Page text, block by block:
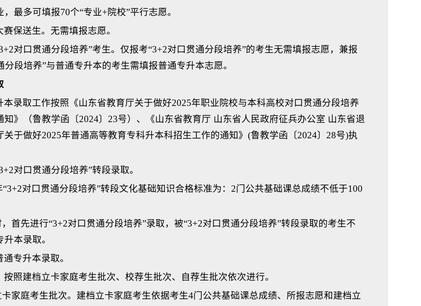
最多可填报70个“专业+院校”平行志愿。
赛保送生。无需填报志愿。
对口贯通分段培养”考生。仅报考“3+2对口贯通分段培养”的考生无需填报志愿，兼报
分段培养”与普通专升本的考生需填报普通专升本志愿。
本录取工作按照《山东省教育厅关于做好2025年职业院校与本科高校对口贯通分段培养
知》（鲁教学函〔2024〕23号）、《山东省教育厅 山东省人民政府征兵办公室 山东省退
关于做好2025年普通高等教育专科升本科招生工作的通知》(鲁教学函〔2024〕28号)执
对口贯通分段培养”转段录取。
“3+2对口贯通分段培养”转段文化基础知识合格标准为：2门公共基础课总成绩不低于100
首先进行“3+2对口贯通分段培养”录取，被“3+2对口贯通分段培养”转段录取的考生不
本录取。
通专升本录取。
按照建档立卡家庭考生批次、校荐生批次、自荐生批次依次进行。
卡家庭考生批次。建档立卡家庭考生依据考生4门公共基础课总成绩、所报志愿和建档立